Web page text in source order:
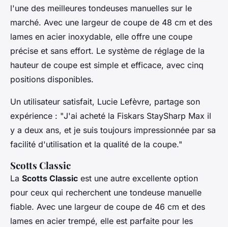
l'une des meilleures tondeuses manuelles sur le
marché. Avec une largeur de coupe de 48 cm et des
lames en acier inoxydable, elle offre une coupe
précise et sans effort. Le système de réglage de la
hauteur de coupe est simple et efficace, avec cinq
positions disponibles.
Un utilisateur satisfait, Lucie Lefèvre, partage son
expérience : "J'ai acheté la Fiskars StaySharp Max il
y a deux ans, et je suis toujours impressionnée par sa
facilité d'utilisation et la qualité de la coupe."
Scotts Classic
La Scotts Classic est une autre excellente option
pour ceux qui recherchent une tondeuse manuelle
fiable. Avec une largeur de coupe de 46 cm et des
lames en acier trempé, elle est parfaite pour les